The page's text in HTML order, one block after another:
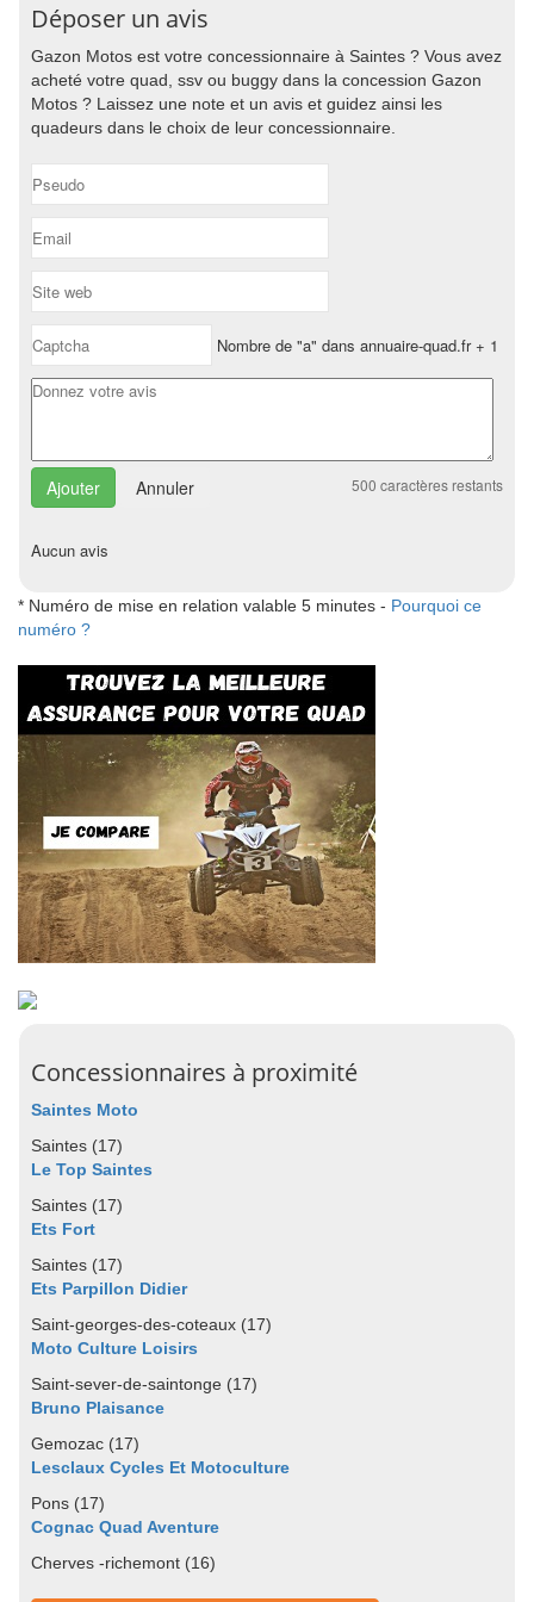
Déposer un avis
Gazon Motos est votre concessionnaire à Saintes ? Vous avez
acheté votre quad, ssv ou buggy dans la concession Gazon
Motos ? Laissez une note et un avis et guidez ainsi les
quadeurs dans le choix de leur concessionnaire.
Nombre de "a" dans annuaire-quad.fr + 1
Annuler 500 caractères restants
Aucun avis
* Numéro de mise en relation valable 5 minutes - Pourquoi ce
numéro ?
Concessionnaires à proximité
Saintes Moto
Saintes (17)
Le Top Saintes
Saintes (17)
Ets Fort
Saintes (17)
Ets Parpillon Didier
Saint-georges-des-coteaux (17)
Moto Culture Loisirs
Saint-sever-de-saintonge (17)
Bruno Plaisance
Gemozac (17)
Lesclaux Cycles Et Motoculture
Pons (17)
Cognac Quad Aventure
Cherves -richemont (16)